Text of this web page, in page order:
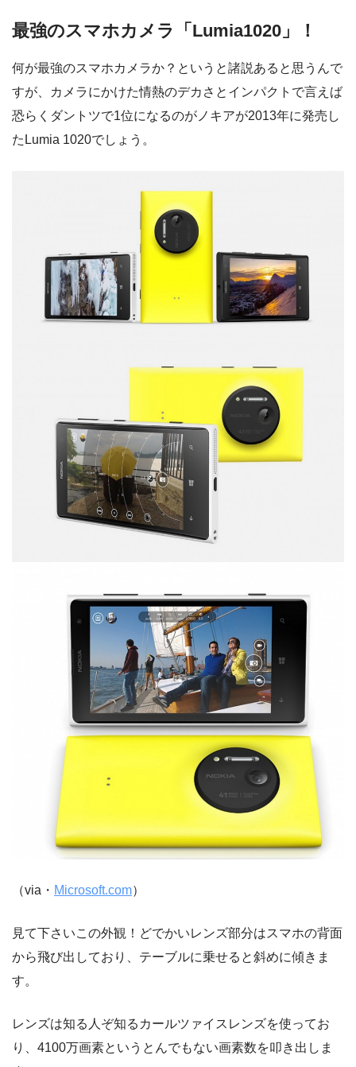
最強のスマホカメラ「Lumia1020」！
何が最強のスマホカメラか？というと諸説あると思うんで
すが、カメラにかけた情熱のデカさとインパクトで言えば
恐らくダントツで1位になるのがノキアが2013年に発売し
たLumia 1020でしょう。
（via・ Microsoft.com）
見て下さいこの外観！どでかいレンズ部分はスマホの背面
から飛び出しており、テーブルに乗せると斜めに傾きま
す。
レンズは知る人ぞ知るカールツァイスレンズを使ってお
り、4100万画素というとんでもない画素数を叩き出しま